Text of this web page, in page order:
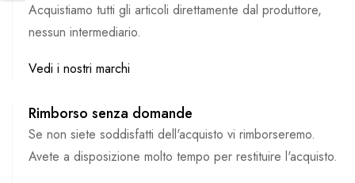
Acquistiamo tutti gli articoli direttamente dal produttore,
nessun intermediario.
Vedi i nostri marchi
Rimborso senza domande
Se non siete soddisfatti dell'acquisto vi rimborseremo.
Avete a disposizione molto tempo per restituire l'acquisto.